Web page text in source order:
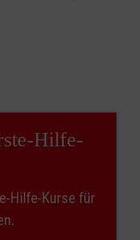
Hilfe-
Hilfe-Kurse für